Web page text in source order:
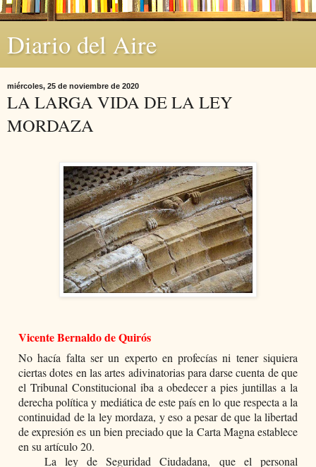
Diario del Aire
miércoles, 25 de noviembre de 2020
LA LARGA VIDA DE LA LEY
MORDAZA
Vicente Bernaldo de Quirós
No hacía falta ser un experto en profecías ni tener siquiera
ciertas dotes en las artes adivinatorias para darse cuenta de que
el Tribunal Constitucional iba a obedecer a pies juntillas a la
derecha política y mediática de este país en lo que respecta a la
continuidad de la ley mordaza, y eso a pesar de que la libertad
de expresión es un bien preciado que la Carta Magna establece
en su artículo 20.